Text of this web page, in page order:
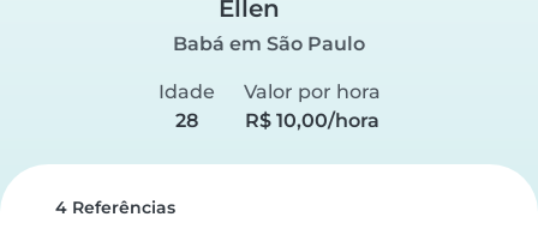
Ellen
Babá em São Paulo
Idade
28
Valor por hora
R$ 10,00/hora
4 Referências